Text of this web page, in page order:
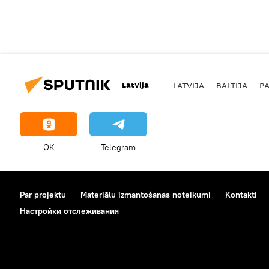
Latvija LATVIJĀ BALTIJĀ
OK Telegram
Par projektu Materiālu izmantošanas noteikumi Kontakti
Настройки отслеживания